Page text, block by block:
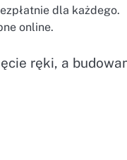
dla każdego.
online.
ręki, a